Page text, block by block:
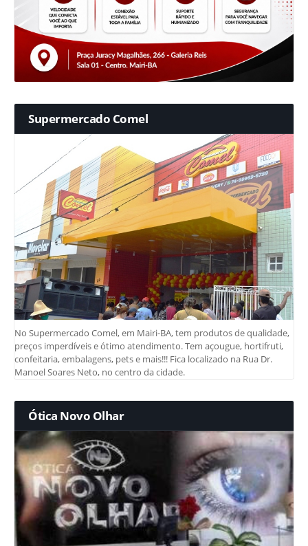
Supermercado Comel
No Supermercado Comel, em Mairi-BA, tem produtos de qualidade,
preços imperdíveis e ótimo atendimento. Tem açougue, hortifruti,
confeitaria, embalagens, pets e mais!!! Fica localizado na Rua Dr.
Manoel Soares Neto, no centro da cidade.
Ótica Novo Olhar